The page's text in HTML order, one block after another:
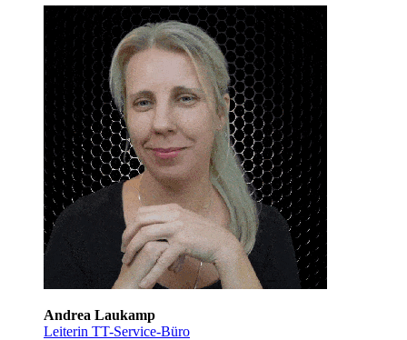
Andrea Laukamp
Leiterin TT-Service-Büro